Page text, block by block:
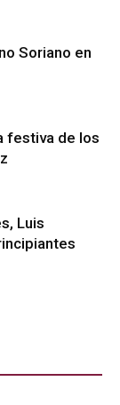
Soriano en
festiva de los
Luis